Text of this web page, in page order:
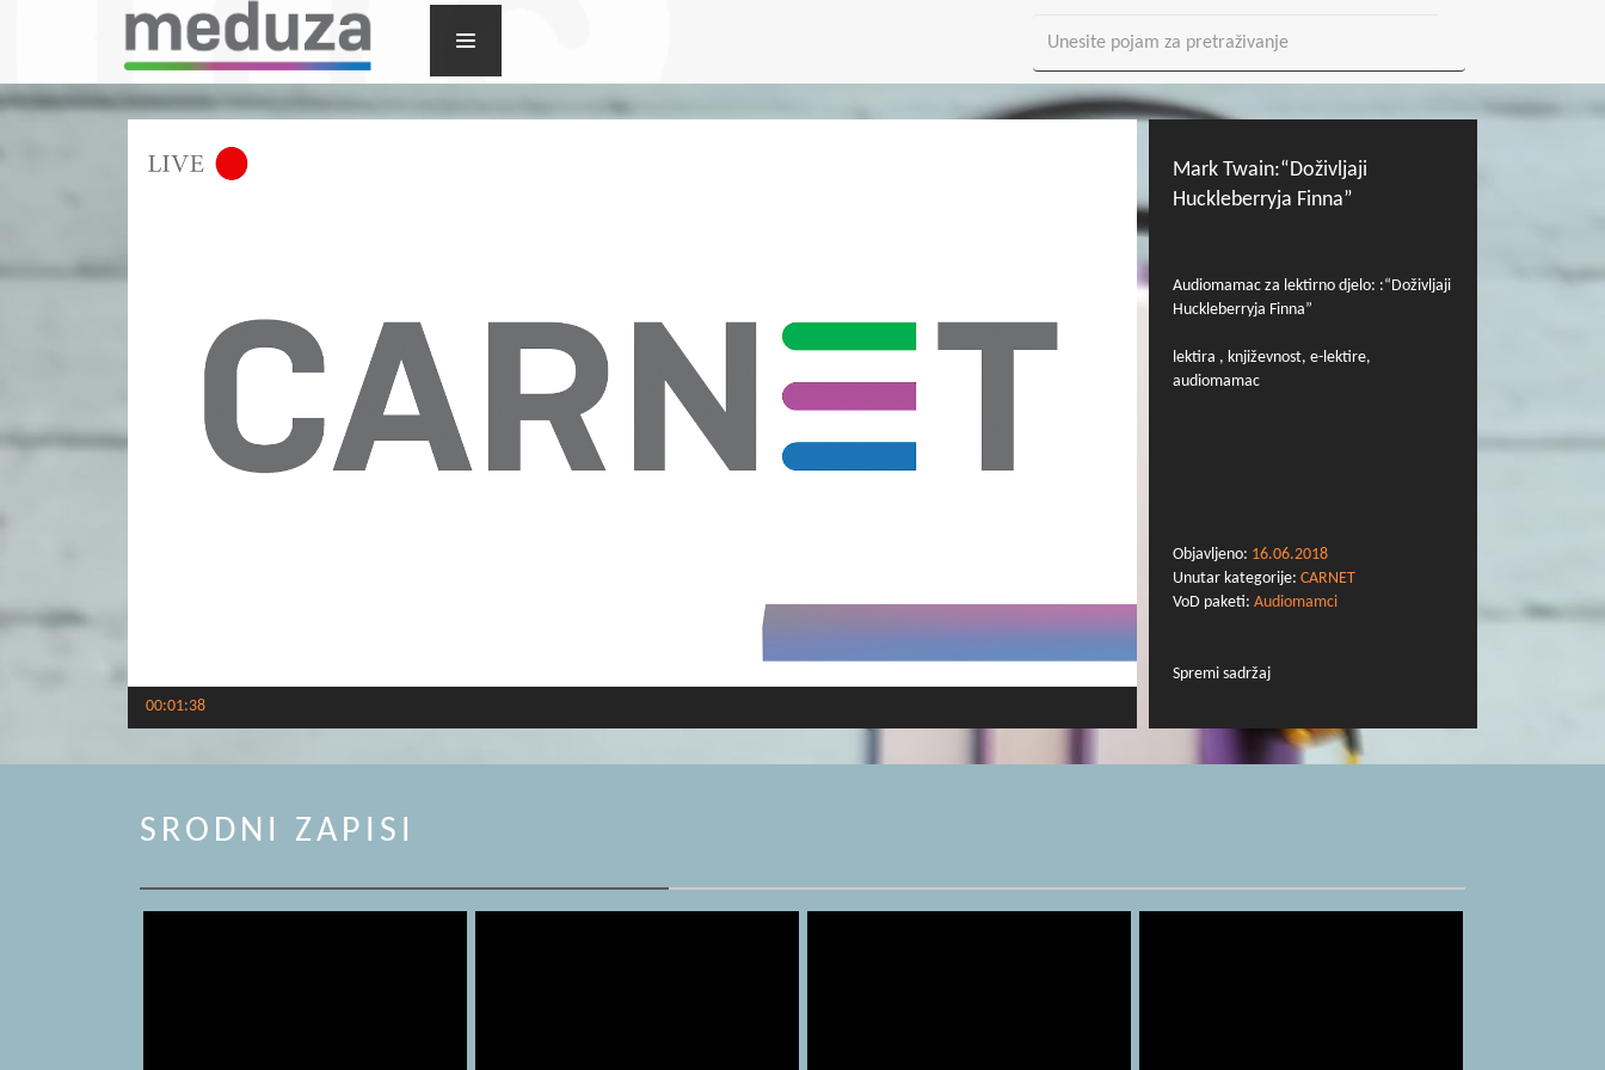
00:01:38
Mark Twain:“Doživljaji
Huckleberryja Finna”
Audiomamac za lektirno djelo: :“Doživljaji
Huckleberryja Finna”
lektira , književnost, e-lektire,
audiomamac
Objavljeno: 16.06.2018
Unutar kategorije: CARNET
VoD paketi: Audiomamci
Spremi sadržaj
SRODNI ZAPISI